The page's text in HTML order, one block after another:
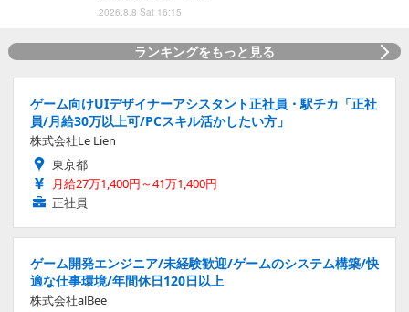
2026.8.8 Sat 16:15
ランキングをもっと見る
ゲーム向けUIデザイナーアシスタント正社員・駅チカ「正社
員/月給30万以上可/PCスキル活かしたい方」
株式会社Le Lien
東京都
月給27万1,400円～41万1,400円
正社員
ゲーム開発エンジニア/未経験歓迎/ゲームのシステム構築/快
適な仕事環境/年間休日120日以上
株式会社alBee